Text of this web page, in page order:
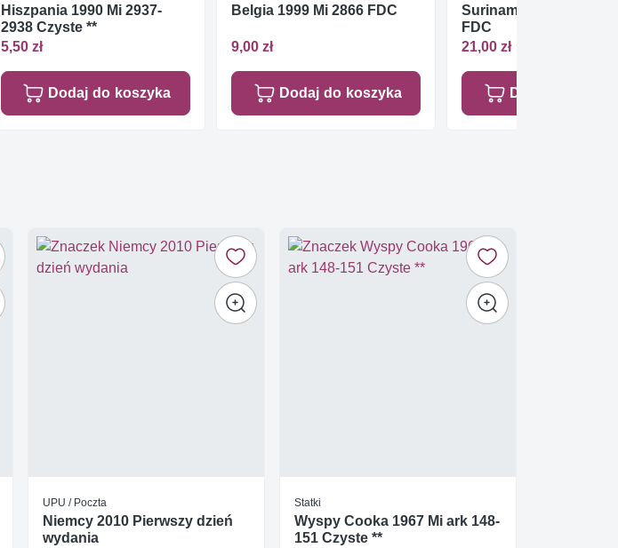
Hiszpania 1990 Mi 2937-
2938 Czyste **
5,50 zł
Dodaj do koszyka
Belgia 1999 Mi 2866 FDC
9,00 zł
Dodaj do koszyka
Surinam 1997 Mi 1587-
FDC
21,00 zł
Dodaj do
UPU / Poczta
Niemcy 2010 Pierwszy dzień
wydania
Statki
Wyspy Cooka 1967 Mi ark 148-
151 Czyste **